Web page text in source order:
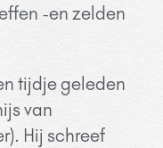
-en zelden
tijdje geleden
van
Hij schreef